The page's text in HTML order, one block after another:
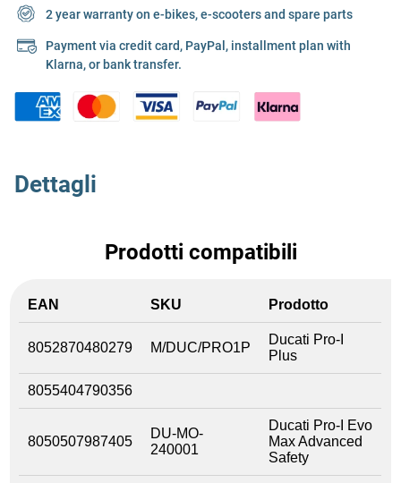
2 year warranty on e-bikes, e-scooters and spare parts
Payment via credit card, PayPal, installment plan with
Klarna, or bank transfer.
Dettagli
Prodotti compatibili
EAN SKU Prodotto
8052870480279 M/DUC/PRO1P
Ducati Pro-I
Plus
8055404790356
8050507987405
DU-MO-
240001
Ducati Pro-I Evo
Max Advanced
Safety